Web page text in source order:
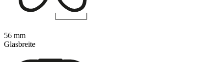
56 mm
Glasbreite